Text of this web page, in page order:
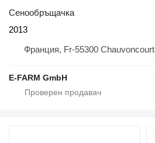
Сенообръщачка
2013
Франция, Fr-55300 Chauvoncourt
E-FARM GmbH